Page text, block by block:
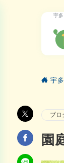
宇
宇
ブロ
園